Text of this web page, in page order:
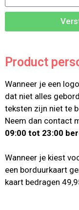
Product
Wanneer je een
dat niet alles
teksten zijn niet te
Neem dan contact
09:00 tot 23:00
Wanneer je kiest
een borduurkaart
kaart bedragen